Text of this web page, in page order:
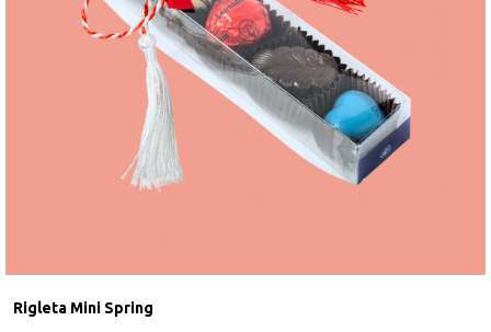
Rigleta Mini Spring